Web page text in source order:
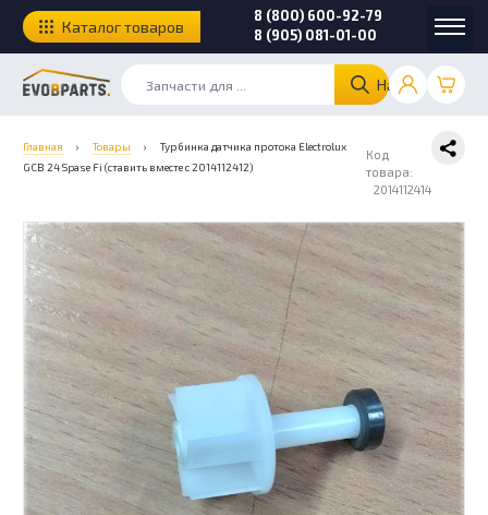
Найти
8 (800) 600-92-79
8 (905) 081-01-00
Каталог товаров
Главная › Товары ›
Турбинка датчика протока Electrolux
GCB 24 Spase Fi (ставить вместе с 2014112412)
Код
товара:
2014112414